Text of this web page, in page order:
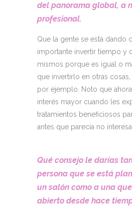
del panorama global, a
profesional.
Que la gente se está dando
importante invertir tiempo y
mismos porque es igual o
que invertirlo en otras
por ejemplo. Noto que
interés mayor cuando les
tratamientos beneficiosos
antes que parecía no
Qué consejo le darías
persona que se está
un salón como a una
abierto desde hace